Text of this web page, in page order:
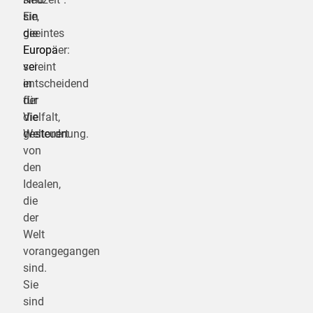
Ein
geeintes
Europa
sei
entscheidend
für
die
Weltordnung.
sie,
die
Europäer:
vereint
in
der
Vielfalt,
gesteuert
von
den
Idealen,
die
der
Welt
vorangegangen
sind.
Sie
sind